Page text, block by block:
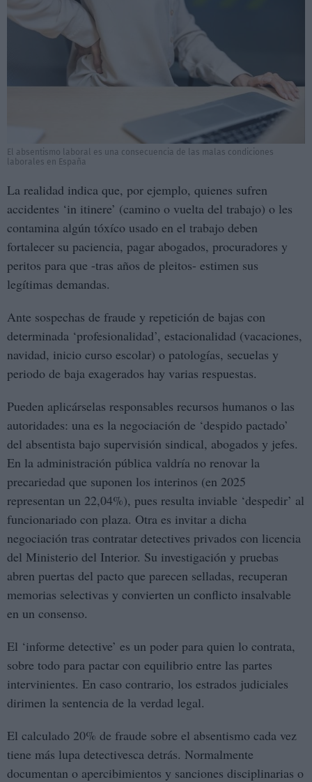
El absentismo laboral es una consecuencia de las malas condiciones
laborales en España
La realidad indica que, por ejemplo, quienes sufren
accidentes ‘in itinere’ (camino o vuelta del trabajo) o les
contamina algún tóxíco usado en el trabajo deben
fortalecer su paciencia, pagar abogados, procuradores y
peritos para que -tras años de pleitos- estimen sus
legítimas demandas.
Ante sospechas de fraude y repetición de bajas con
determinada ‘profesionalidad’, estacionalidad (vacaciones,
navidad, inicio curso escolar) o patologías, secuelas y
periodo de baja exagerados hay varias respuestas.
Pueden aplicárselas responsables recursos humanos o las
autoridades: una es la negociación de ‘despido pactado’
del absentista bajo supervisión sindical, abogados y jefes.
En la administración pública valdría no renovar la
precariedad que suponen los interinos (en 2025
representan un 22,04%), pues resulta inviable ‘despedir’ al
funcionariado con plaza. Otra es invitar a dicha
negociación tras contratar detectives privados con licencia
del Ministerio del Interior. Su investigación y pruebas
abren puertas del pacto que parecen selladas, recuperan
memorias selectivas y convierten un conflicto insalvable
en un consenso.
El ‘informe detective’ es un poder para quien lo contrata,
sobre todo para pactar con equilibrio entre las partes
intervinientes. En caso contrario, los estrados judiciales
dirimen la sentencia de la verdad legal.
El calculado 20% de fraude sobre el absentismo cada vez
tiene más lupa detectivesca detrás. Normalmente
documentan o apercibimientos y sanciones disciplinarias o